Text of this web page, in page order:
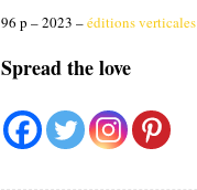
96 p – 2023 –éditions verticales
Spread the love